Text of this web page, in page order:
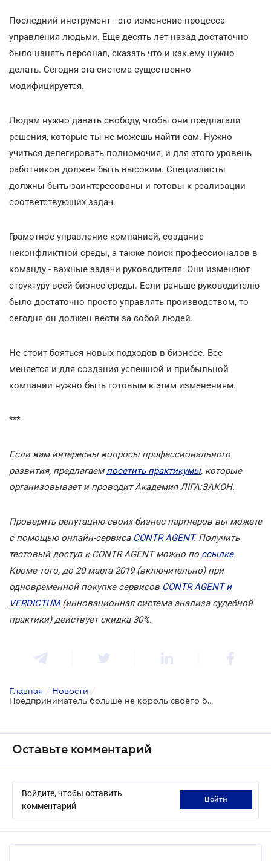
Последний инструмент - это изменение процесса
управления людьми. Еще десять лет назад достаточно
было нанять персонал, сказать что и как ему нужно
делать. Сегодня эта система существенно
модифицируется.
Людям нужно давать свободу, чтобы они предлагали
решения, которые ты не можешь найти сам. Нужно
учиться делегировать полномочия, и для этого уровень
работников должен быть высоким. Специалисты
должны быть заинтересованы и готовы к реализации
соответствующих задач.
Грамотное управление компанией, создание
неконфликтной среды, а также поиск профессионалов в
команду - важные задачи руководителя. Они изменяют
структуру всей бизнес-среды. Если раньше руководителю
было достаточно просто управлять производством, то
сегодня он должен вести за собой людей.
Не стоит бояться новых подходов в бизнесе. Все
меняется и для создания успешной и прибыльной
компании нужно быть готовым к этим изменениям.
***
Если вам интересны вопросы профессионального
развития, предлагаем посетить практикумы, которые
организовывает и проводит Академия ЛІГА:ЗАКОН.
Проверить репутацию своих бизнес-партнеров вы можете
с помощью онлайн-сервиса CONTR AGENT. Получить
тестовый доступ к СONTR AGENT можно по ссылке.
Кроме того, до 20 марта 2019 (включительно) при
одновременной покупке сервисов CONTR AGENT и
VERDICTUM(инновационная система анализа судебной
практики) действует скидка 30%.
Главная / Новости /
Предприниматель больше не король своего бизнеса
Оставьте комментарий
Войдите, чтобы оставить
комментарий
войти